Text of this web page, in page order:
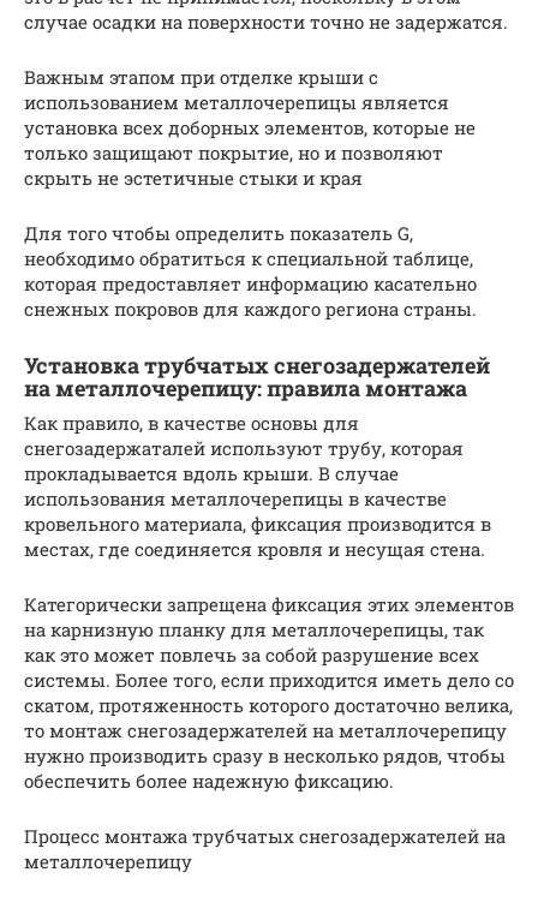
случае осадки на поверхности точно не задержатся.
Важным этапом при отделке крыши с
использованием металлочерепицы является
установка всех доборных элементов, которые не
только защищают покрытие, но и позволяют
скрыть не эстетичные стыки и края
Для того чтобы определить показатель G,
необходимо обратиться к специальной таблице,
которая предоставляет информацию касательно
снежных покровов для каждого региона страны.
Установка трубчатых снегозадержателей
на металлочерепицу: правила монтажа
Как правило, в качестве основы для
снегозадержаталей используют трубу, которая
прокладывается вдоль крыши. В случае
использования металлочерепицы в качестве
кровельного материала, фиксация производится в
местах, где соединяется кровля и несущая стена.
Категорически запрещена фиксация этих элементов
на карнизную планку для металлочерепицы, так
как это может повлечь за собой разрушение всех
системы. Более того, если приходится иметь дело со
скатом, протяженность которого достаточно велика,
то монтаж снегозадержателей на металлочерепицу
нужно производить сразу в несколько рядов, чтобы
обеспечить более надежную фиксацию.
Процесс монтажа трубчатых снегозадержателей на
металлочерепицу